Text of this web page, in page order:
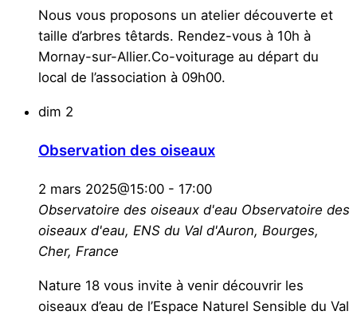
Nous vous proposons un atelier découverte et
taille d’arbres têtards. Rendez-vous à 10h à
Mornay-sur-Allier.Co-voiturage au départ du
local de l’association à 09h00.
dim 2
Observation des oiseaux
2 mars 2025@15:00 - 17:00
Observatoire des oiseaux d'eau Observatoire des
oiseaux d'eau, ENS du Val d'Auron, Bourges,
Cher, France
Nature 18 vous invite à venir découvrir les
oiseaux d’eau de l’Espace Naturel Sensible du Val